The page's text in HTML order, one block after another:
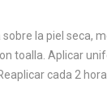
la piel seca,
toalla. Aplicar
cada 2